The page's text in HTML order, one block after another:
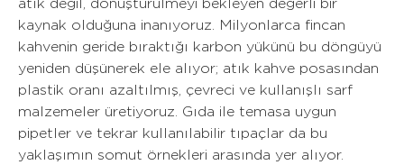
kaynak olduğuna inanıyoruz. Milyonlarca fincan
kahvenin geride bıraktığı karbon yükünü bu döngüyü
yeniden düşünerek ele alıyor; atık kahve posasından
plastik oranı azaltılmış, çevreci ve kullanışlı sarf
malzemeler üretiyoruz. Gıda ile temasa uygun
pipetler ve tekrar kullanılabilir tıpaçlar da bu
yaklaşımın somut örnekleri arasında yer alıyor.